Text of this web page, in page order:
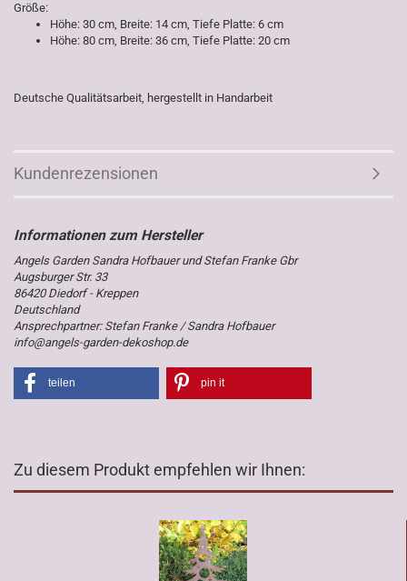
Größe:
Höhe: 30 cm, Breite: 14 cm, Tiefe Platte: 6 cm
Höhe: 80 cm, Breite: 36 cm, Tiefe Platte: 20 cm
Deutsche Qualitätsarbeit, hergestellt in Handarbeit
Kundenrezensionen
Angels Garden Sandra Hofbauer und Stefan Franke Gbr
Augsburger Str. 33
86420 Diedorf - Kreppen
Deutschland
Ansprechpartner: Stefan Franke / Sandra Hofbauer
info@angels-garden-dekoshop.de
teilen pin it
Zu diesem Produkt empfehlen wir Ihnen: